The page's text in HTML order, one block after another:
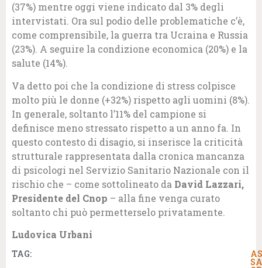
(37%) mentre oggi viene indicato dal 3% degli
intervistati. Ora sul podio delle problematiche c’è,
come comprensibile, la guerra tra Ucraina e Russia
(23%). A seguire la condizione economica (20%) e la
salute (14%).
Va detto poi che la condizione di stress colpisce
molto più le donne (+32%) rispetto agli uomini (8%).
In generale, soltanto l’11% del campione si
definisce meno stressato rispetto a un anno fa. In
questo contesto di disagio, si inserisce la criticità
strutturale rappresentata dalla cronica mancanza
di psicologi nel Servizio Sanitario Nazionale con il
rischio che – come sottolineato da David Lazzari,
Presidente del Cnop – alla fine venga curato
soltanto chi può permetterselo privatamente.
Ludovica Urbani
TAG: